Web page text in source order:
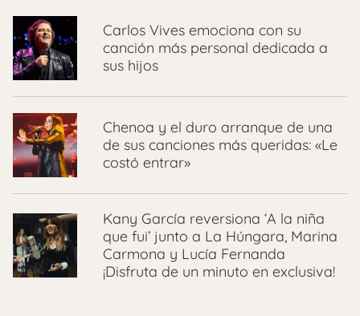
Carlos Vives emociona con su
canción más personal dedicada a
sus hijos
Chenoa y el duro arranque de una
de sus canciones más queridas: «Le
costó entrar»
Kany García reversiona ‘A la niña
que fui’ junto a La Húngara, Marina
Carmona y Lucía Fernanda
¡Disfruta de un minuto en exclusiva!